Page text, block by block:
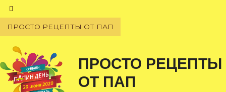
Перейти
к
содержимому
ПРОСТО РЕЦЕПТЫ ОТ ПАП
ПРОСТО РЕЦЕПТЫ
ОТ ПАП